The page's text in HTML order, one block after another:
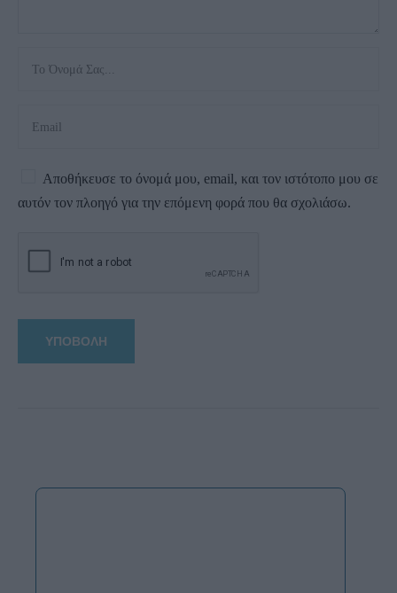
Αποθήκευσε το όνομά μου, email, και τον ιστότοπο μου σε
αυτόν τον πλοηγό για την επόμενη φορά που θα σχολιάσω.